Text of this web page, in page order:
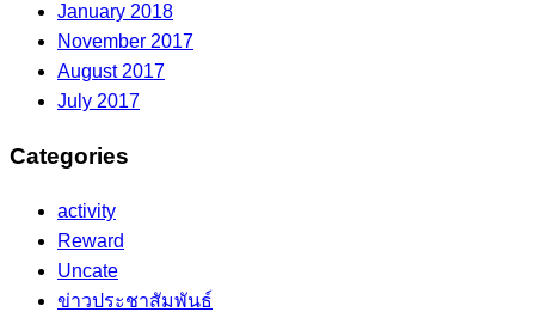
January 2018
November 2017
August 2017
July 2017
Categories
activity
Reward
Uncate
ข่าวประชาสัมพันธ์